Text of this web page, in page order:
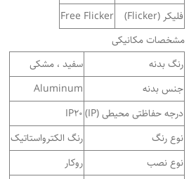
فلیکر (Flicker)
Free Flicker
مشخصات مکانیکی
رنگ بدنه
سفید ، مشکی
جنس بدنه
Aluminum
درجه حفاظتی محیطی (IP)
IP20
نوع رنگ
رنگ الکترواستاتیک
نوع نصب
روکار